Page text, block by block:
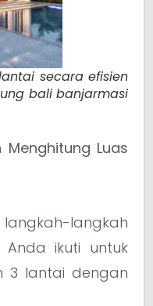
secara efisien
bali banjarmasi
Menghitung Luas
langkah
ikuti untuk
3 lantai dengan